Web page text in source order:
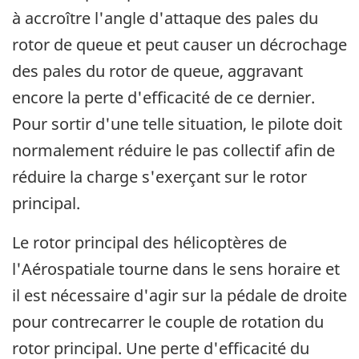
à accroître l'angle d'attaque des pales du
rotor de queue et peut causer un décrochage
des pales du rotor de queue, aggravant
encore la perte d'efficacité de ce dernier.
Pour sortir d'une telle situation, le pilote doit
normalement réduire le pas collectif afin de
réduire la charge s'exerçant sur le rotor
principal.
Le rotor principal des hélicoptères de
l'Aérospatiale tourne dans le sens horaire et
il est nécessaire d'agir sur la pédale de droite
pour contrecarrer le couple de rotation du
rotor principal. Une perte d'efficacité du